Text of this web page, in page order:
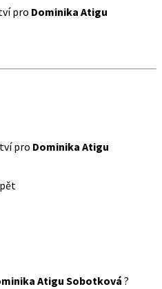
pro Dominika Atigu
pro Dominika Atigu
Atigu Sobotková?